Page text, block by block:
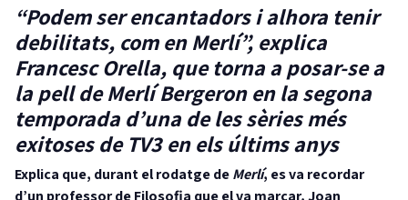
“Podem ser encantadors i alhora tenir
debilitats, com en Merlí”, explica
Francesc Orella, que torna a posar-se a
la pell de Merlí Bergeron en la segona
temporada d’una de les sèries més
exitoses de TV3 en els últims anys
Explica que, durant el rodatge deMerlí, es va recordar
d’un professor de Filosofia que el va marcar, Joan